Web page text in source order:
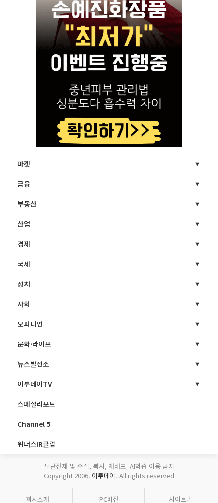
마켓
금융
부동산
산업
경제
국제
정치
사회
오피니언
문화·라이프
뉴스발전소
이투데이TV
스페셜리포트
Channel 5
위너스IR클럽
무단전재 및 수집, 복사, 재배포, AI학습 이용 금지
Copyright 2006. 이투데이. All rights reserved
회사소개 PC버전 사이트맵